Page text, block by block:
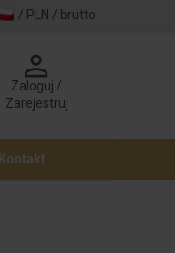
/ PLN / brutto
Zaloguj /
Zarejestruj
Kontakt